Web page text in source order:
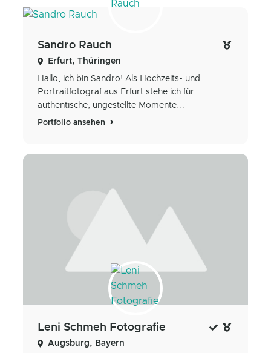
Sandro Rauch
Erfurt, Thüringen
Hallo, ich bin Sandro! Als Hochzeits- und
Portraitfotograf aus Erfurt stehe ich für
authentische, ungestellte Momente...
Portfolio ansehen
Leni Schmeh Fotografie
Augsburg, Bayern